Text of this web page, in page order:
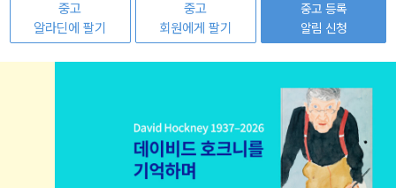
중고
알라딘에 팔기
중고
회원에게 팔기
중고 등록
알림 신청